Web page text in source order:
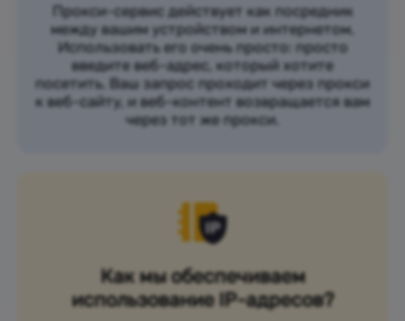
Прокси-сервис действует как посредник
между вашим устройством и интернетом.
Использовать его очень просто: просто
введите веб-адрес, который хотите
посетить. Ваш запрос проходит через прокси
к веб-сайту, и веб-контент возвращается вам
через тот же прокси.
Как мы обеспечиваем
использование IP-адресов?